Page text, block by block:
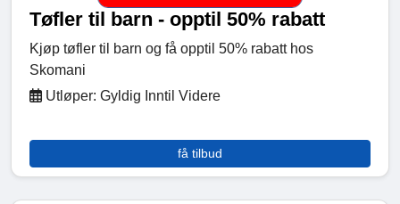
Tøfler til barn - opptil 50% rabatt
Kjøp tøfler til barn og få opptil 50% rabatt hos
Skomani
Utløper: Gyldig Inntil Videre
få tilbud